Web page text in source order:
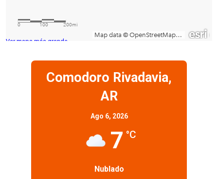
Ver mapa más grande
Comodoro Rivadavia,
AR
Ago 6, 2026
7 °C
Nublado